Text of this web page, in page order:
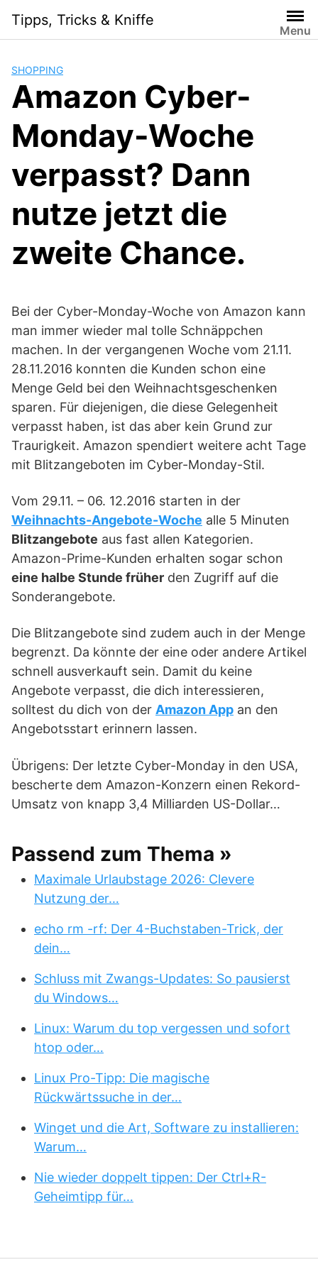
content
Tipps, Tricks & Kniffe
Menu
SHOPPING
Amazon Cyber-
Monday-Woche
verpasst? Dann
nutze jetzt die
zweite Chance.
Bei der Cyber-Monday-Woche von Amazon kann
man immer wieder mal tolle Schnäppchen
machen. In der vergangenen Woche vom 21.11.
28.11.2016 konnten die Kunden schon eine
Menge Geld bei den Weihnachtsgeschenken
sparen. Für diejenigen, die diese Gelegenheit
verpasst haben, ist das aber kein Grund zur
Traurigkeit. Amazon spendiert weitere acht Tage
mit Blitzangeboten im Cyber-Monday-Stil.
Vom 29.11. – 06. 12.2016 starten in der
Weihnachts-Angebote-Woche alle 5 Minuten
Blitzangebote aus fast allen Kategorien.
Amazon-Prime-Kunden erhalten sogar schon
eine halbe Stunde früher den Zugriff auf die
Sonderangebote.
Die Blitzangebote sind zudem auch in der Menge
begrenzt. Da könnte der eine oder andere Artikel
schnell ausverkauft sein. Damit du keine
Angebote verpasst, die dich interessieren,
solltest du dich von der Amazon App an den
Angebotsstart erinnern lassen.
Übrigens: Der letzte Cyber-Monday in den USA,
bescherte dem Amazon-Konzern einen Rekord-
Umsatz von knapp 3,4 Milliarden US-Dollar…
Passend zum Thema »
Maximale Urlaubstage 2026: Clevere
Nutzung der…
echo rm -rf: Der 4-Buchstaben-Trick, der
dein…
Schluss mit Zwangs-Updates: So pausierst
du Windows…
Linux: Warum du top vergessen und sofort
htop oder…
Linux Pro-Tipp: Die magische
Rückwärtssuche in der…
Winget und die Art, Software zu installieren:
Warum…
Nie wieder doppelt tippen: Der Ctrl+R-
Geheimtipp für…